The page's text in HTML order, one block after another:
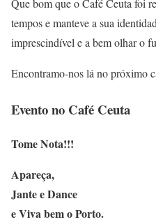
Que bom que o Café Ceuta foi
tempos e manteve a sua
imprescindível e a bem olhar o
Encontramo-nos lá no próximo
Evento no Café Ceuta
Tome Nota!!!
Apareça,
Jante e Dance
e Viva bem o Porto.